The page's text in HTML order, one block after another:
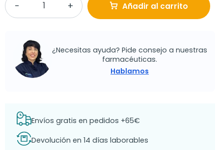
Añadir al carrito
¿Necesitas ayuda? Pide consejo a nuestras
farmacéuticas.
Hablamos
Envíos gratis en pedidos +65€
Devolución en 14 días laborables